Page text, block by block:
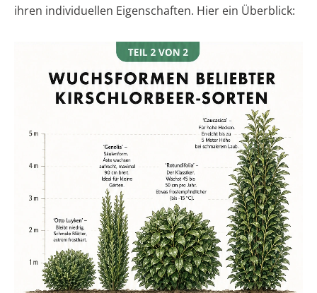
ihren individuellen Eigenschaften. Hier ein Überblick: